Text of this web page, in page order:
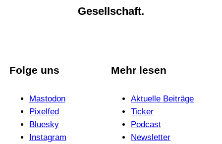
Gesellschaft.
Folge uns
Mastodon
Pixelfed
Bluesky
Instagram
Mehr lesen
Aktuelle Beiträge
Ticker
Podcast
News­letter